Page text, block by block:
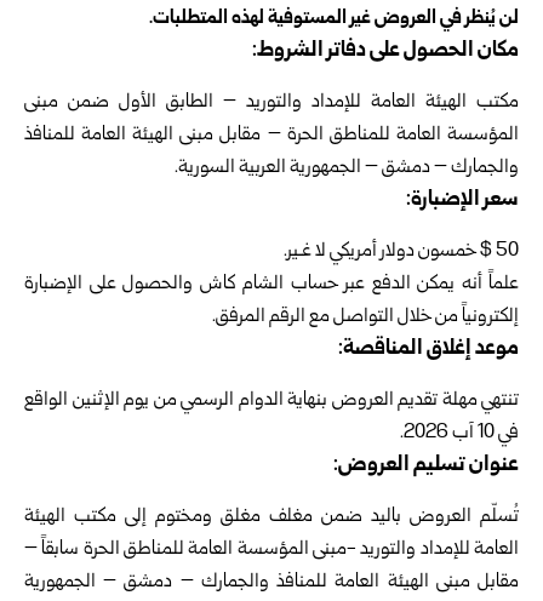
لن يُنظر في العروض غير المستوفية لهذه المتطلبات.
مكان الحصول على دفاتر الشروط:
مكتب الهيئة العامة للإمداد والتوريد – الطابق الأول ضمن مبنى
المؤسسة العامة للمناطق الحرة – مقابل مبنى الهيئة العامة للمنافذ
والجمارك – دمشق – الجمهورية العربية السورية.
سعر الإضبارة:
50 $ خمسون دولار أمريكي لا غـير.
علماً أنه يمكن الدفع عبر حساب الشام كاش والحصول على الإضبارة
إلكترونياً من خلال التواصل مع الرقم المرفق.
موعد إغلاق المناقصة:
تنتهي مهلة تقديم العروض بنهاية الدوام الرسمي من يوم الإثنين الواقع
في 10 آب 2026.
عنوان تسليم العروض:
تُسلّم العروض باليد ضمن مغلف مغلق ومختوم إلى مكتب الهيئة
العامة للإمداد والتوريد -مبنى المؤسسة العامة للمناطق الحرة سابقاً –
مقابل مبنى الهيئة العامة للمنافذ والجمارك – دمشق – الجمهورية